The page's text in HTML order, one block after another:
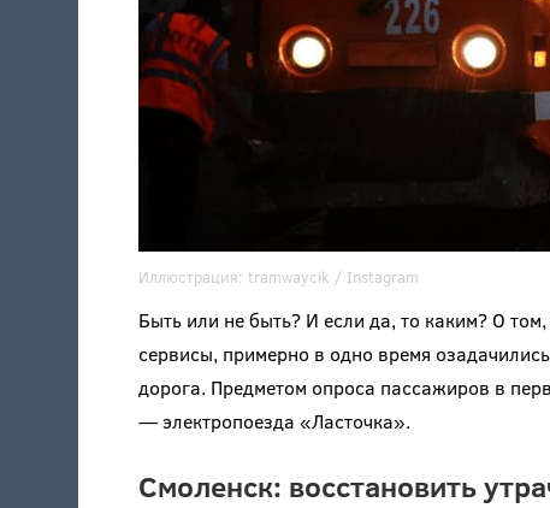
Иллюстрация: tramwaycik / Instagram
Быть или не быть? И если да, то каким? О
сервисы, примерно в одно время
дорога. Предметом опроса пассажиров в
— электропоезда «Ласточка».
Смоленск: восстановить